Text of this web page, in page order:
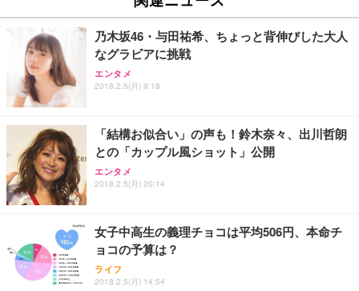
￥27,999
Sezlife オフィスチェア デスクチェア 疲れない テレ
ワーク チェア 強化バックレスト 30度ロッキング機
能 人間工学 椅子 腰サポート 90度跳ね上げ式アーム
務用 おしゃれ パソコンチェア (ブラック)
Sezlife オフィスチェア デスクチェア 疲れない テレ
ワーク チェア 強化バックレスト 30度ロッキング機
能 人間工学 椅子 腰サポート 90度跳ね上げ式アーム
務用 おしゃれ パソコンチェア (ホワイト)
ANDWINT オフィスチェア デスクチェア 肘なし メ
ッシュ 通気性 ランバーサポート付き 腰サポート ガ
ス圧無段階昇降 360度回転 キャスター付き コンパク
￥109,572
【純正品】27"ゲーミングモニター DualSense 充電
フック付き（CFI-ZDM1J）
【整備済み品】Dell E2724HS 27インチ 液晶モニタ
ー フルHD（1920×1080）VA 非光沢 HDMI/DisplayP
ort/VGA スピーカー内蔵 高さ調整 スイベル VESA対
【MiniLED/24.5inch/280Hz/FHD】GRAPHT THE S
HOOTER Gaming Monitor 24” Essential ゲーミン
グモニター QD 24.5インチ 1ms FHD 量子ドット 残
￥3,234
ネオ・ルーライフ ネオ・オムツ L 中型犬用 26枚入
り 単品
Smart Basic(スマートベーシック) 【Amazon.co.jp
限定】 Smart Basic アイリスオーヤマ ペットシーツ
超厚型 お徳用 ワイド 100枚入 (x 1) (ケース販売)
アイリスオーヤマ ペットシーツ 超厚型 お徳用 レギ
ュラー 200枚入【Amazon.co.jp限定】
乃木坂46・与田祐希、ちょっと背伸びした大人
なグラビアに挑戦
エンタメ
2018.2.5(月) 9:18
「結構お似合い」の声も！鈴木奈々、出川哲朗
との「カップル風ショット」公開
エンタメ
2018.2.5(月) 20:14
女子中高生の義理チョコは平均506円、本命チ
ョコの予算は？
ライフ
2018.2.5(月) 14:54